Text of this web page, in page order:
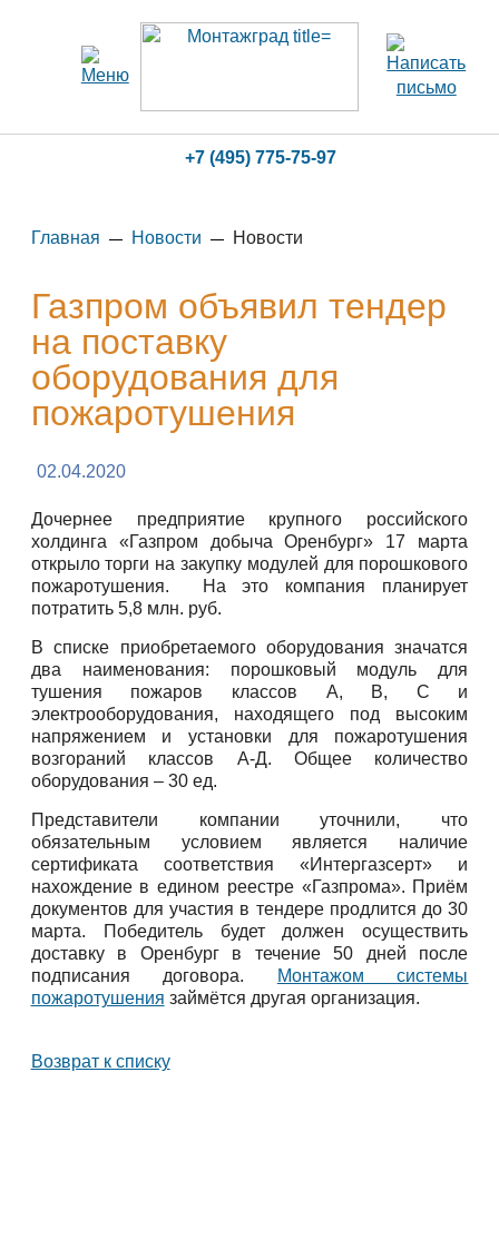
+7 (495) 775-75-97
Главная Новости Новости
Газпром объявил тендер
на поставку
оборудования для
пожаротушения
02.04.2020
Дочернее предприятие крупного российского
холдинга «Газпром добыча Оренбург» 17 марта
открыло торги на закупку модулей для порошкового
пожаротушения. На это компания планирует
потратить 5,8 млн. руб.
В списке приобретаемого оборудования значатся
два наименования: порошковый модуль для
тушения пожаров классов A, B, C и
электрооборудования, находящего под высоким
напряжением и установки для пожаротушения
возгораний классов А-Д. Общее количество
оборудования – 30 ед.
Представители компании уточнили, что
обязательным условием является наличие
сертификата соответствия «Интергазсерт» и
нахождение в едином реестре «Газпрома». Приём
документов для участия в тендере продлится до 30
марта. Победитель будет должен осуществить
доставку в Оренбург в течение 50 дней после
подписания договора.
Монтажом системы
пожаротушения займётся другая организация.
Возврат к списку